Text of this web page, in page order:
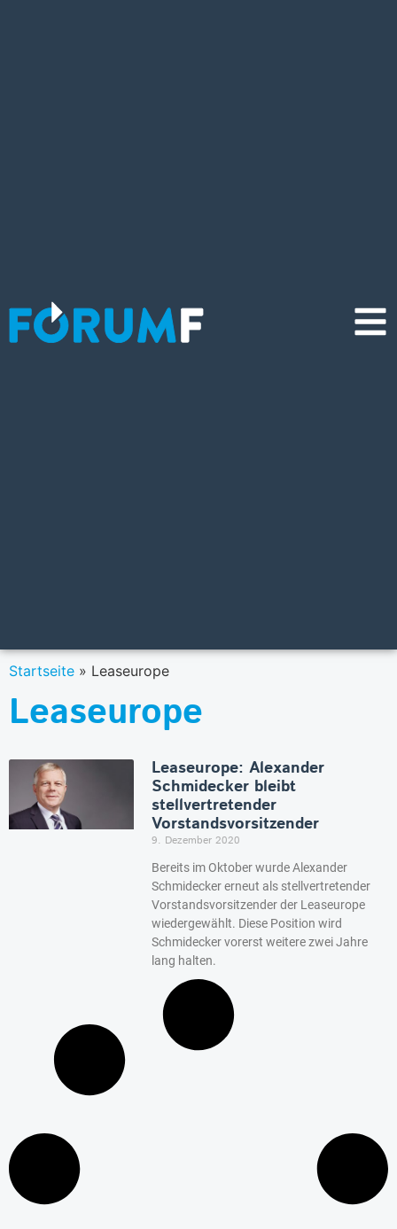
Startseite » Leaseurope
Leaseurope
Leaseurope: Alexander
Schmidecker bleibt
stellvertretender
Vorstandsvorsitzender
9. Dezember 2020
Bereits im Oktober wurde Alexander
Schmidecker erneut als stellvertretender
Vorstandsvorsitzender der Leaseurope
wiedergewählt. Diese Position wird
Schmidecker vorerst weitere zwei Jahre
lang halten.